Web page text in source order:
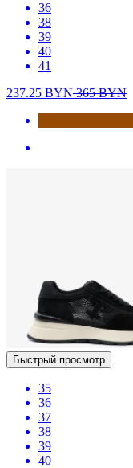
36
38
39
40
41
237.25 BYN365BYN
Быстрый просмотр
35
36
37
38
39
40